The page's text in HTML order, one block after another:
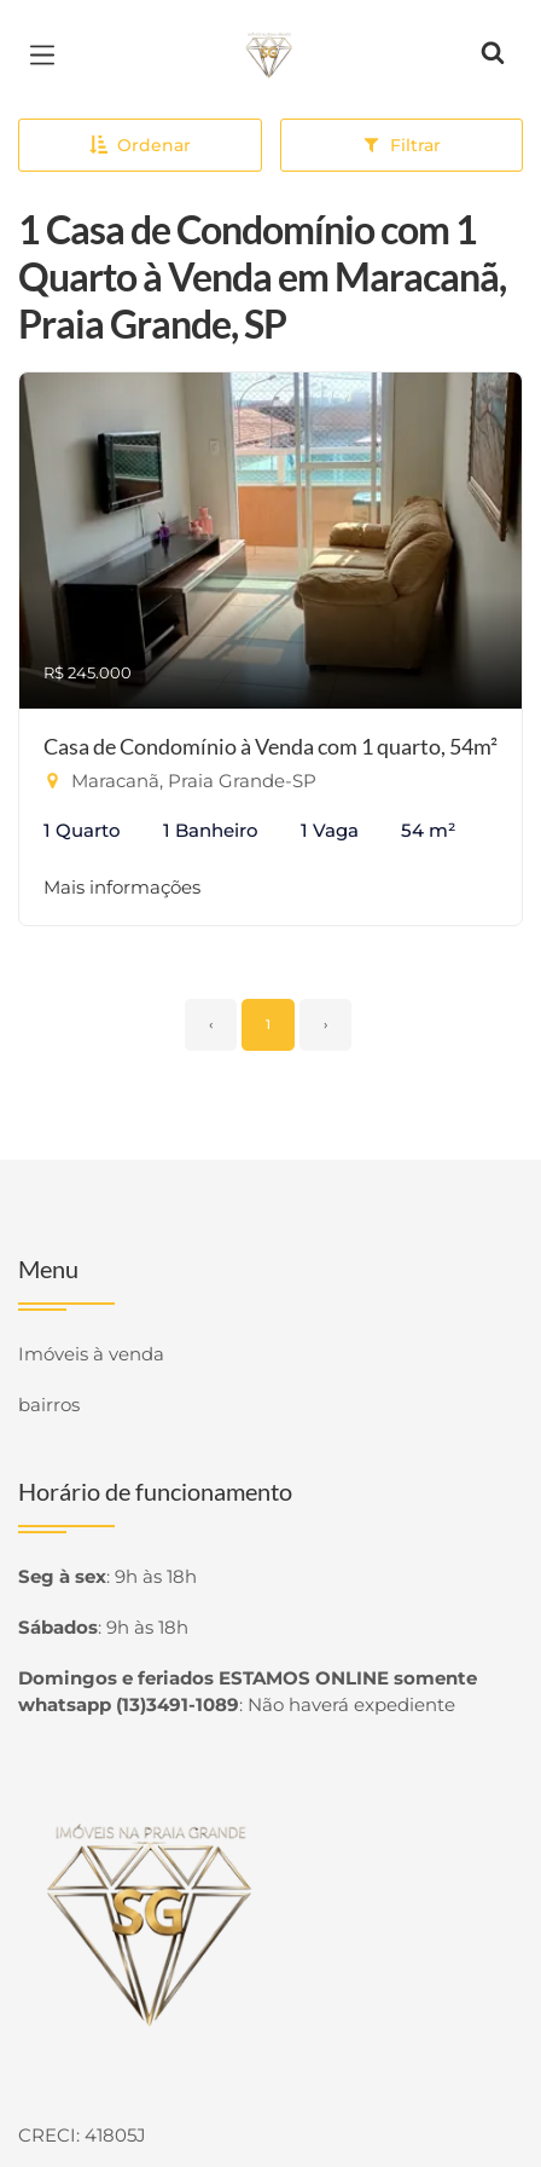
Página inicial
Ordenar Filtrar
1 Casa de Condomínio com 1
Quarto à Venda em Maracanã,
Praia Grande, SP
R$ 245.000
Casa de Condomínio à Venda com 1 quarto, 54m²
Maracanã, Praia Grande-SP
1 Quarto 1 Banheiro 1 Vaga 54 m²
Mais informações
‹ 1 ›
Menu
Imóveis à venda
bairros
Horário de funcionamento
Seg à sex: 9h às 18h
Sábados: 9h às 18h
Domingos e feriados ESTAMOS ONLINE somente
whatsapp (13)3491-1089: Não haverá expediente
CRECI: 41805J